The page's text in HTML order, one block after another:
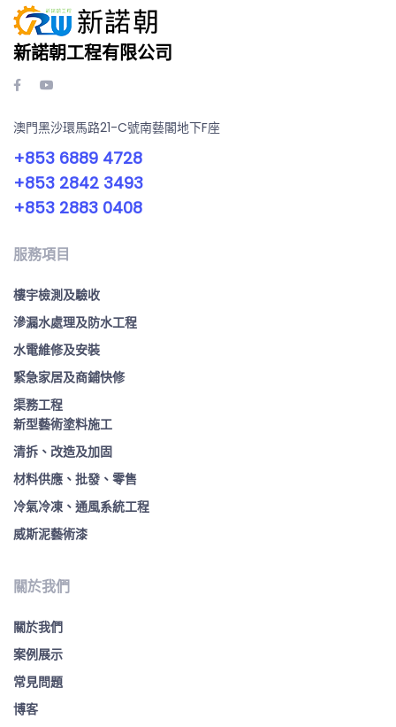
新諾朝工程有限公司
澳門黑沙環馬路21-C號南藝閣地下F座
+853 6889 4728
+853 2842 3493
+853 2883 0408
服務項目
樓宇檢測及驗收
滲漏水處理及防水工程
水電維修及安裝
緊急家居及商鋪快修
渠務工程
新型藝術塗料施工
清拆、改造及加固
材料供應、批發、零售
冷氣冷凍、通風系統工程
威斯泥藝術漆
關於我們
關於我們
案例展示
常見問題
博客